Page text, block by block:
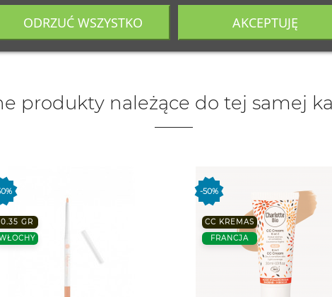
produkty należące do tej samej
0.35 GR
-50%
CC KREMAS
FRANCJA
ODRZUĆ WSZYSTKO AKCEPTUJĘ